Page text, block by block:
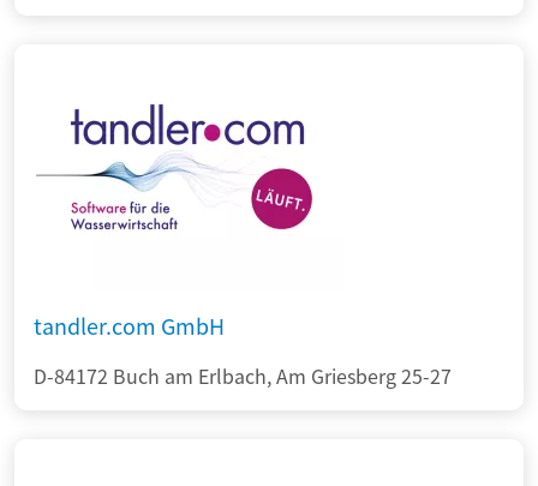
tandler.com GmbH
D-84172 Buch am Erlbach, Am Griesberg 25-27